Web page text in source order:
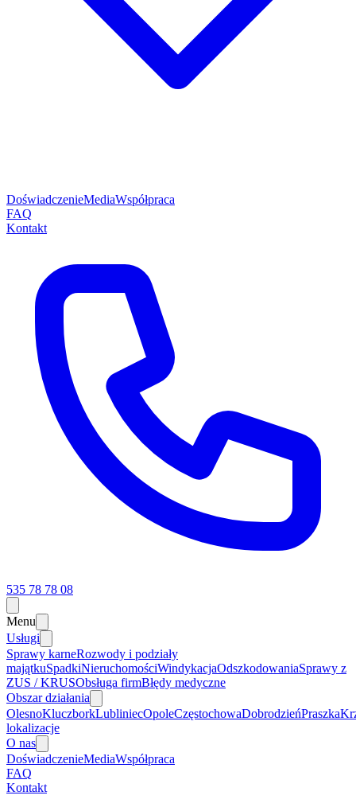
DoświadczenieMediaWspółpraca
FAQ
Kontakt
535 78 78 08
Menu
Usługi
Sprawy karneRozwody i podziały
majątkuSpadkiNieruchomościWindykacjaOdszkodowaniaSprawy z
ZUS / KRUSObsługa firmBłędy medyczne
Obszar działania
OlesnoKluczborkLubliniecOpoleCzęstochowaDobrodzieńPraszka
lokalizacje
O nas
DoświadczenieMediaWspółpraca
FAQ
Kontakt